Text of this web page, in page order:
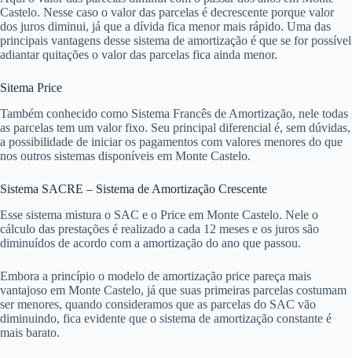
Castelo. Nesse caso o valor das parcelas é decrescente porque valor
dos juros diminui, já que a dívida fica menor mais rápido. Uma das
principais vantagens desse sistema de amortização é que se for possível
adiantar quitações o valor das parcelas fica ainda menor.
Sitema Price
Também conhecido como Sistema Francês de Amortização, nele todas
as parcelas tem um valor fixo. Seu principal diferencial é, sem dúvidas,
a possibilidade de iniciar os pagamentos com valores menores do que
nos outros sistemas disponíveis em Monte Castelo.
Sistema SACRE – Sistema de Amortização Crescente
Esse sistema mistura o SAC e o Price em Monte Castelo. Nele o
cálculo das prestações é realizado a cada 12 meses e os juros são
diminuídos de acordo com a amortização do ano que passou.
Embora a princípio o modelo de amortização price pareça mais
vantajoso em Monte Castelo, já que suas primeiras parcelas costumam
ser menores, quando consideramos que as parcelas do SAC vão
diminuindo, fica evidente que o sistema de amortização constante é
mais barato.